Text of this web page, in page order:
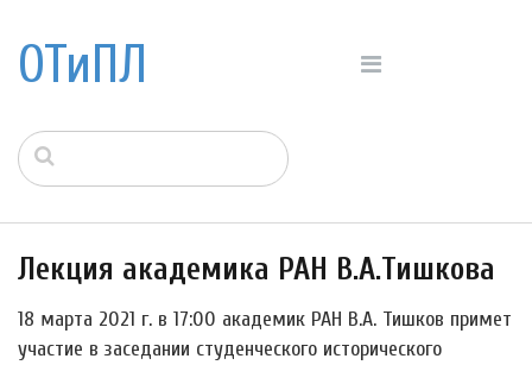
ОТиПЛ
Лекция академика РАН В.А.Тишкова
18 марта 2021 г. в 17:00 академик РАН В.А. Тишков примет
участие в заседании студенческого исторического